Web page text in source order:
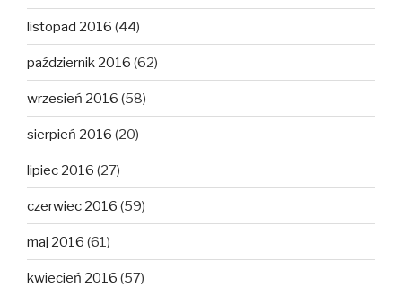
listopad 2016 (44)
październik 2016 (62)
wrzesień 2016 (58)
sierpień 2016 (20)
lipiec 2016 (27)
czerwiec 2016 (59)
maj 2016 (61)
kwiecień 2016 (57)